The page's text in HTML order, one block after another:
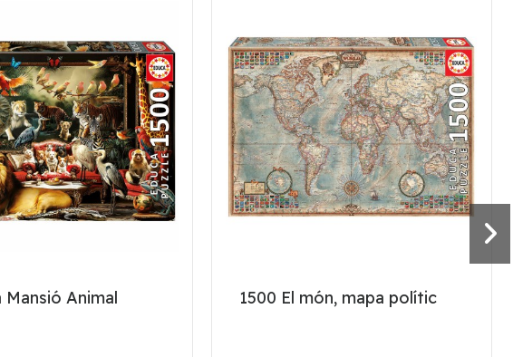
Mansió Animal 1500 El món, mapa polític